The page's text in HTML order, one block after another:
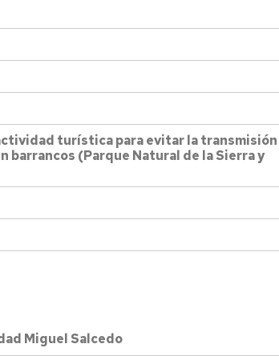
turística para evitar la transmisión
(Parque Natural de la Sierra y
Miguel Salcedo